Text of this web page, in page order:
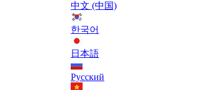
中文 (中国)
한국어
日本語
Русский